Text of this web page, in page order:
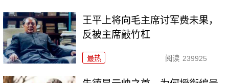
王平上将向毛主席讨军费未果，
反被主席敲竹杠
最热 阅读 239925